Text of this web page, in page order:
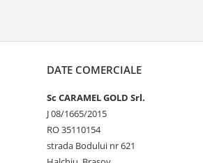
DATE COMERCIALE
Sc CARAMEL GOLD Srl.
J 08/1665/2015
RO 35110154
strada Bodului nr 621